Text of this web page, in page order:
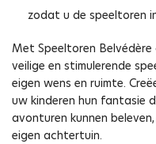
zodat u de speeltoren
Met Speeltoren Belvédère
veilige en stimulerende
eigen wens en ruimte.
uw kinderen hun fantasie
avonturen kunnen
eigen achtertuin.